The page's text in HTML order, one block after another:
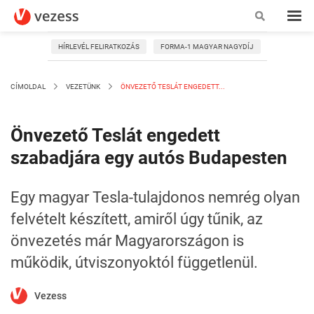
HÍRLEVÉL FELIRATKOZÁS FORMA-1 MAGYAR NAGYDÍJ
CÍMOLDAL VEZETÜNK ÖNVEZETŐ TESLÁT ENGEDETT...
Önvezető Teslát engedett
szabadjára egy autós Budapesten
Egy magyar Tesla-tulajdonos nemrég olyan
felvételt készített, amiről úgy tűnik, az
önvezetés már Magyarországon is
működik, útviszonyoktól függetlenül.
Vezess